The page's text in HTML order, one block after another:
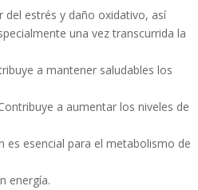
del estrés y daño oxidativo, así
una vez transcurrida la
a mantener saludables los
a aumentar los niveles de
es esencial para el metabolismo de
energía.